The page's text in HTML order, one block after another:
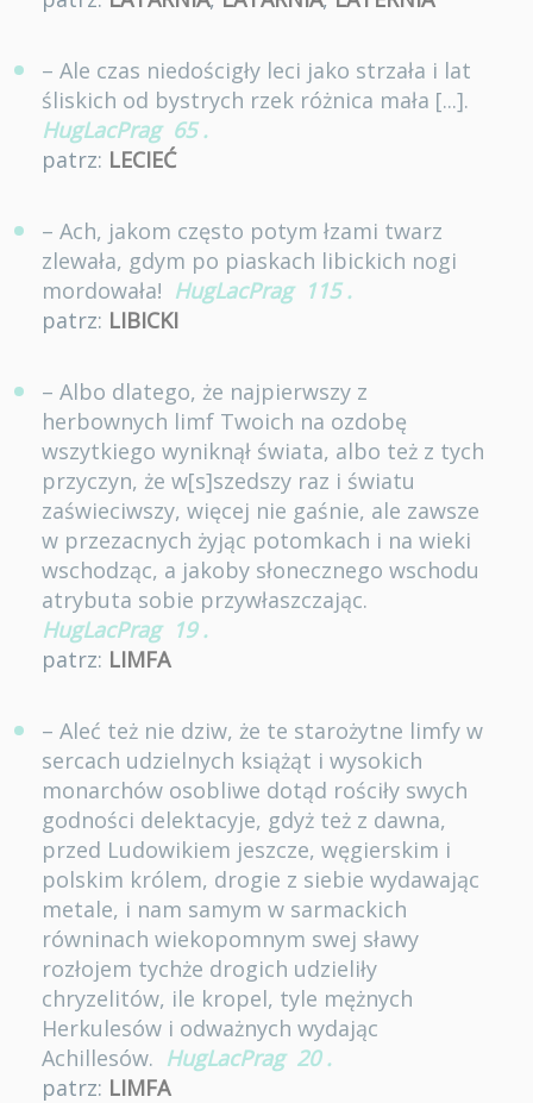
– Ale czas niedościgły leci jako strzała i lat
śliskich od bystrych rzek różnica mała [...].
HugLacPrag 65 .
patrz: LECIEĆ
– Ach, jakom często potym łzami twarz
zlewała, gdym po piaskach libickich nogi
mordowała! HugLacPrag 115 .
patrz: LIBICKI
– Albo dlatego, że najpierwszy z
herbownych limf Twoich na ozdobę
wszytkiego wyniknął świata, albo też z tych
przyczyn, że w[s]szedszy raz i światu
zaświeciwszy, więcej nie gaśnie, ale zawsze
w przezacnych żyjąc potomkach i na wieki
wschodząc, a jakoby słonecznego wschodu
atrybuta sobie przywłaszczając.
HugLacPrag 19 .
patrz: LIMFA
– Aleć też nie dziw, że te starożytne limfy w
sercach udzielnych książąt i wysokich
monarchów osobliwe dotąd rościły swych
godności delektacyje, gdyż też z dawna,
przed Ludowikiem jeszcze, węgierskim i
polskim królem, drogie z siebie wydawając
metale, i nam samym w sarmackich
równinach wiekopomnym swej sławy
rozłojem tychże drogich udzieliły
chryzelitów, ile kropel, tyle mężnych
Herkulesów i odważnych wydając
Achillesów. HugLacPrag 20 .
patrz: LIMFA